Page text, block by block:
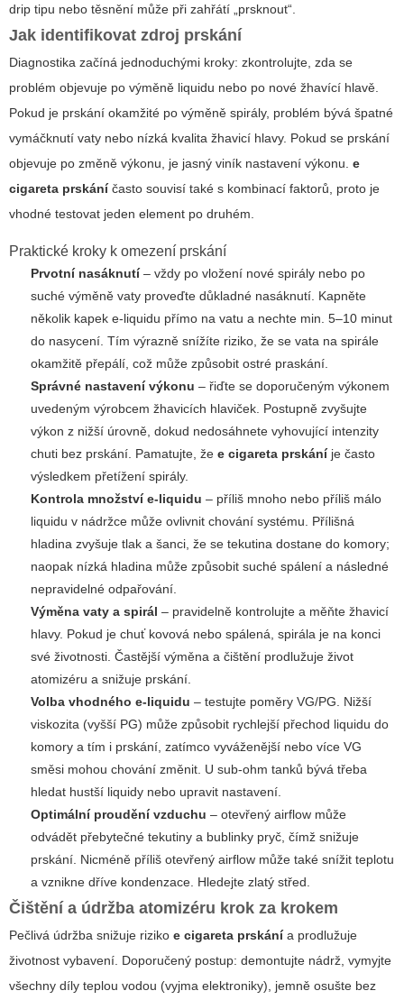
drip tipu nebo těsnění může při zahřátí „prsknout“.
Jak identifikovat zdroj prskání
Diagnostika začíná jednoduchými kroky: zkontrolujte, zda se
problém objevuje po výměně liquidu nebo po nové žhavící hlavě.
Pokud je prskání okamžité po výměně spirály, problém bývá špatné
vymáčknutí vaty nebo nízká kvalita žhavicí hlavy. Pokud se prskání
objevuje po změně výkonu, je jasný viník nastavení výkonu. e
cigareta prskáníčasto souvisí také s kombinací faktorů, proto je
vhodné testovat jeden element po druhém.
Praktické kroky k omezení prskání
Prvotní nasáknutí– vždy po vložení nové spirály nebo po
suché výměně vaty proveďte důkladné nasáknutí. Kapněte
několik kapek e-liquidu přímo na vatu a nechte min. 5–10 minut
do nasycení. Tím výrazně snížíte riziko, že se vata na spirále
okamžitě přepálí, což může způsobit ostré praskání.
Správné nastavení výkonu – řiďte se doporučeným výkonem
uvedeným výrobcem žhavicích hlaviček. Postupně zvyšujte
výkon z nižší úrovně, dokud nedosáhnete vyhovující intenzity
chuti bez prskání. Pamatujte, že e cigareta prskáníje často
výsledkem přetížení spirály.
Kontrola množství e-liquidu – příliš mnoho nebo příliš málo
liquidu v nádržce může ovlivnit chování systému. Přílišná
hladina zvyšuje tlak a šanci, že se tekutina dostane do komory;
naopak nízká hladina může způsobit suché spálení a následné
nepravidelné odpařování.
Výměna vaty a spirál – pravidelně kontrolujte a měňte žhavicí
hlavy. Pokud je chuť kovová nebo spálená, spirála je na konci
své životnosti. Častější výměna a čištění prodlužuje život
atomizéru a snižuje prskání.
Volba vhodného e-liquidu – testujte poměry VG/PG. Nižší
viskozita (vyšší PG) může způsobit rychlejší přechod liquidu do
komory a tím i prskání, zatímco vyváženější nebo více VG
směsi mohou chování změnit. U sub-ohm tanků bývá třeba
hledat hustší liquidy nebo upravit nastavení.
Optimální proudění vzduchu – otevřený airflow může
odvádět přebytečné tekutiny a bublinky pryč, čímž snižuje
prskání. Nicméně příliš otevřený airflow může také snížit teplotu
a vznikne dříve kondenzace. Hledejte zlatý střed.
Čištění a údržba atomizéru krok za krokem
Pečlivá údržba snižuje riziko e cigareta prskánía prodlužuje
životnost vybavení. Doporučený postup: demontujte nádrž, vymyjte
všechny díly teplou vodou (vyjma elektroniky), jemně osušte bez